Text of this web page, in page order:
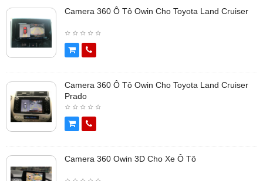
Camera 360 Ô Tô Owin Cho Toyota Land Cruiser
Camera 360 Ô Tô Owin Cho Toyota Land Cruiser
Prado
Camera 360 Owin 3D Cho Xe Ô Tô